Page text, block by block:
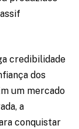
credibilidade
dos
um mercado
a
conquistar